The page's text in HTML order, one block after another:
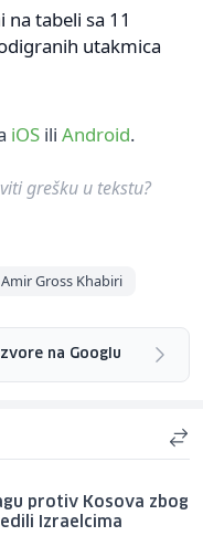
tabeli sa 11
utakmica
iOS ili Android.
grešku u tekstu?
Amir Gross Khabiri
na Googlu
protiv Kosova zbog
Izraelcima